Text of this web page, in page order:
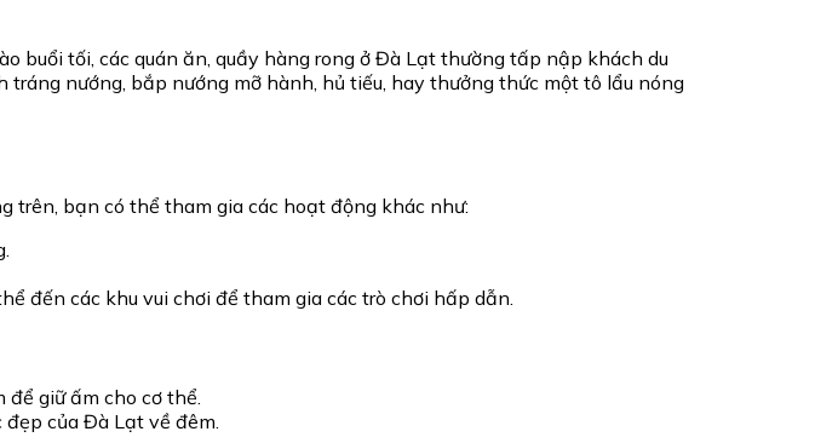
buổi tối, các quán ăn, quầy hàng rong ở Đà Lạt thường tấp nập khách du
nướng, bắp nướng mỡ hành, hủ tiếu, hay thưởng thức một tô lẩu nóng
trên, bạn có thể tham gia các hoạt động khác như:
đến các khu vui chơi để tham gia các trò chơi hấp dẫn.
giữ ấm cho cơ thể.
của Đà Lạt về đêm.